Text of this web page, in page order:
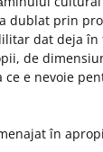
dublat prin
dat deja în
de
ce e nevoie
în